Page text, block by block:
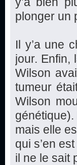
plonger un
Il y’a une
jour. Enfin,
Wilson
tumeur
Wilson
mais elle
qui s’en
il ne le sait